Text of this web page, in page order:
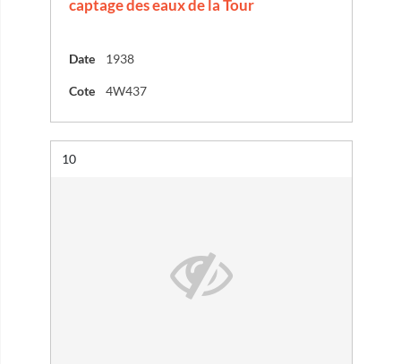
captage des eaux de la Tour
Date 1938
Cote 4W437
Résultat n°
10